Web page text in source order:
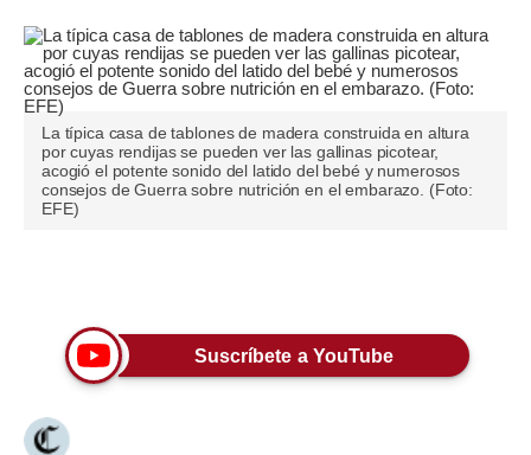
Opinión
Editorial
Pregunta de hoy
Blogs
Viajes
Moda
Estilos
La típica casa de tablones de madera construida en altura
por cuyas rendijas se pueden ver las gallinas picotear,
acogió el potente sonido del latido del bebé y numerosos
consejos de Guerra sobre nutrición en el embarazo. (Foto:
EFE)
Suscríbete a YouTube